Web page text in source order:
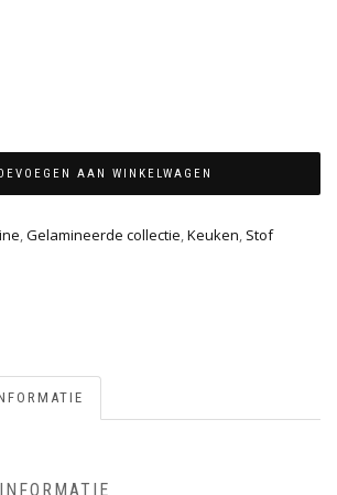
AAN WINKELWAGEN
,Gelamineerde collectie,Keuken, Stof